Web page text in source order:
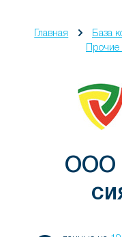
Главная База
ООО